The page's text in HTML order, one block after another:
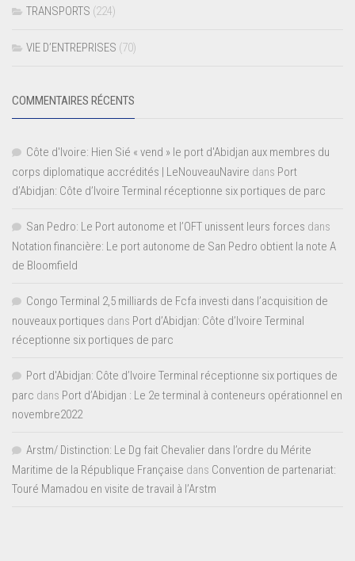
TRANSPORTS (224)
VIE D’ENTREPRISES (70)
COMMENTAIRES RÉCENTS
Côte d'Ivoire: Hien Sié « vend » le port d'Abidjan aux membres du
corps diplomatique accrédités | LeNouveauNavire dans Port
d’Abidjan: Côte d’Ivoire Terminal réceptionne six portiques de parc
San Pedro: Le Port autonome et l’OFT unissent leurs forces dans
Notation financière: Le port autonome de San Pedro obtient la note A
de Bloomfield
Congo Terminal 2,5 milliards de Fcfa investi dans l’acquisition de
nouveaux portiques dans Port d’Abidjan: Côte d’Ivoire Terminal
réceptionne six portiques de parc
Port d'Abidjan: Côte d’Ivoire Terminal réceptionne six portiques de
parc dans Port d’Abidjan : Le 2e terminal à conteneurs opérationnel en
novembre2022
Arstm/ Distinction: Le Dg fait Chevalier dans l’ordre du Mérite
Maritime de la République Française dans Convention de partenariat:
Touré Mamadou en visite de travail à l’Arstm